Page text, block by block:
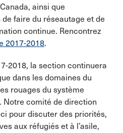
ainsi que
faire du réseautage et de
continue. Rencontrez
2017-2018.
2018, la section continuera
dans les domaines du
rouages du système
Notre comité de direction
pour discuter des priorités,
aux réfugiés et à l’asile,